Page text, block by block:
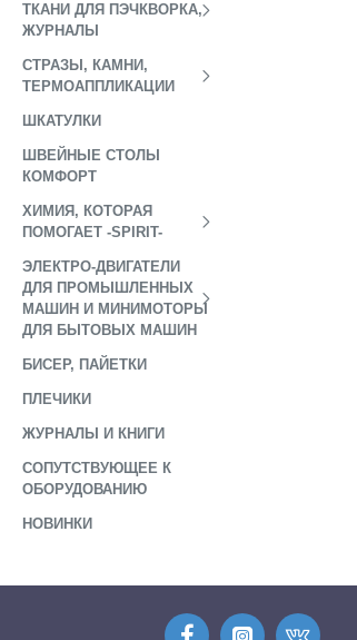
ТКАНИ ДЛЯ ПЭЧКВОРКА,
ЖУРНАЛЫ
СТРАЗЫ, КАМНИ,
ТЕРМОАППЛИКАЦИИ
ШКАТУЛКИ
ШВЕЙНЫЕ СТОЛЫ
КОМФОРТ
ХИМИЯ, КОТОРАЯ
ПОМОГАЕТ -SPIRIT-
ЭЛЕКТРО-ДВИГАТЕЛИ
ДЛЯ ПРОМЫШЛЕННЫХ
МАШИН И МИНИМОТОРЫ
ДЛЯ БЫТОВЫХ МАШИН
БИСЕР, ПАЙЕТКИ
ПЛЕЧИКИ
ЖУРНАЛЫ И КНИГИ
СОПУТСТВУЮЩЕЕ К
ОБОРУДОВАНИЮ
НОВИНКИ